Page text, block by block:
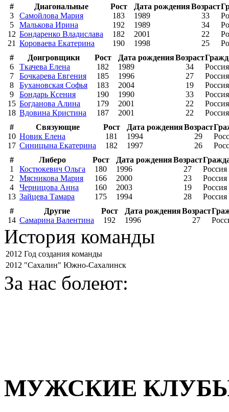
#
Диагональные Рост Дата рожденияВозраст
3
Самойлова Мария 183 1989 33
5
Малькова Ирина 192 1989 34
12 Бондаренко Владислава 182 2001 22
21 Короваева Екатерина 190 1998 25
#
Доигровщики Рост Дата рожденияВозраст
6
Ткачева Елена 182 1989 34
Россия
7
Бочкарева Евгения 185 1996 27
Россия
8
Бухановская Софья 183 2004 19
Россия
9
Бондарь Ксения 190 1990 33
Россия
15 Богданова Алина 179 2001 22
Россия
18 Вдовина Кристина 187 2001 22
Россия
#
Связующие Рост Дата рожденияВозраст
10 Новик Елена 181 1994 29
17 Синицына Екатерина 182 1997 26
#
Либеро Рост Дата рожденияВозраст
1
Костюкевич Ольга 180 1996 27
Россия
2
Мясникова Мария 166 2000 23
Россия
4
Черницова Анна 160 2003 19
Россия
13 Зайцева Тамара 175 1994 28
Россия
#
Другие Рост Дата рожденияВозраст
14 Самарина Валентина 192 1996 27
История команды
2012 Год создания команды
2012 "Сахалин" Южно-Сахалинск
За нас болеют:
МУЖСКИЕ